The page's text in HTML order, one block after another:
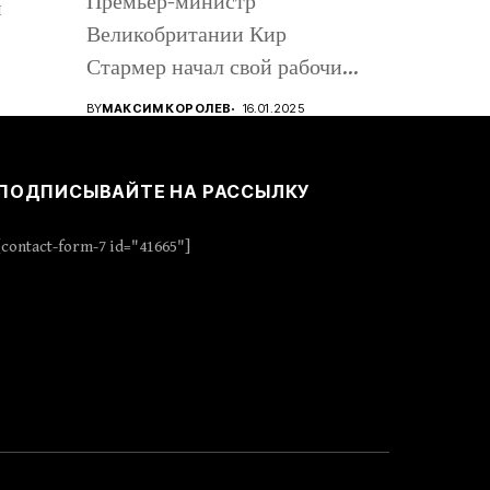
Великобритании Кир
Стармер начал свой рабочий
визит в Киев, вместе с...
BYМАКСИМ КОРОЛЕВ 16.01.2025
НА РАССЫЛКУ
[contact-form-7 id="41665"]